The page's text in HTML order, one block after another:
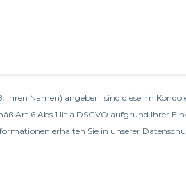
Namen) angeben, sind diese im
Art 6 Abs 1 lit a DSGVO aufgrund Ihrer
erhalten Sie in unserer